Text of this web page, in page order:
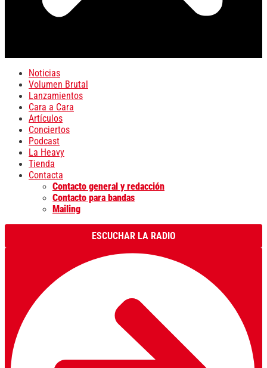
Noticias
Volumen Brutal
Lanzamientos
Cara a Cara
Artículos
Conciertos
Podcast
La Heavy
Tienda
Contacta
Contacto general y redacción
Contacto para bandas
Mailing
ESCUCHAR LA RADIO